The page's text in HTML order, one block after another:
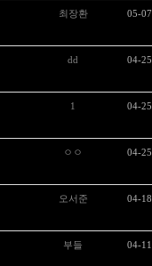
최장환 05-07
dd 04-25
1 04-25
ㅇㅇ 04-25
오서준 04-18
부들 04-11